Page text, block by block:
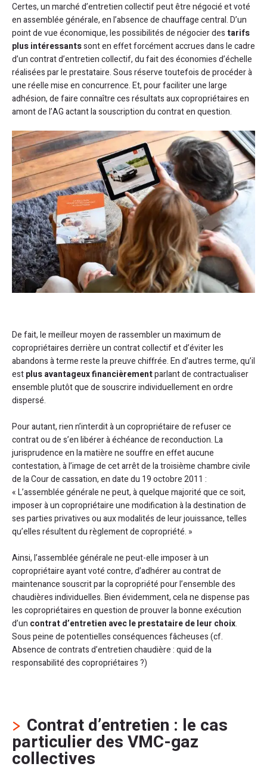
Certes, un marché d’entretien collectif peut être négocié et voté
en assemblée générale, en l’absence de chauffage central. D’un
point de vue économique, les possibilités de négocier des tarifs
plus intéressantssont en effet forcément accrues dans le cadre
d’un contrat d’entretien collectif, du fait des économies d’échelle
réalisées par le prestataire. Sous réserve toutefois de procéder à
une réelle mise en concurrence. Et, pour faciliter une large
adhésion, de faire connaître ces résultats aux copropriétaires en
amont de l’AG actant la souscription du contrat en question.
De fait, le meilleur moyen de rassembler un maximum de
copropriétaires derrière un contrat collectif et d’éviter les
abandons à terme reste la preuve chiffrée. En d’autres terme, qu’il
estplus avantageux financièrementparlant de contractualiser
ensemble plutôt que de souscrire individuellement en ordre
dispersé.
Pour autant, rien n’interdit à un copropriétaire de refuser ce
contrat ou de s’en libérer à échéance de reconduction. La
jurisprudence en la matière ne souffre en effet aucune
contestation, à l’image de cet arrêt de la troisième chambre civile
de la Cour de cassation, en date du 19 octobre 2011 :
« L’assemblée générale ne peut, à quelque majorité que ce soit,
imposer à un copropriétaire une modification à la destination de
ses parties privatives ou aux modalités de leur jouissance, telles
qu’elles résultent du règlement de copropriété. »
Ainsi, l’assemblée générale ne peut-elle imposer à un
copropriétaire ayant voté contre, d’adhérer au contrat de
maintenance souscrit par la copropriété pour l’ensemble des
chaudières individuelles. Bien évidemment, cela ne dispense pas
les copropriétaires en question de prouver la bonne exécution
d’un contrat d’entretien avec le prestataire de leur choix.
Sous peine de potentielles conséquences fâcheuses (cf.
Absence de contrats d’entretien chaudière : quid de la
responsabilité des copropriétaires ?)
Contrat d’entretien : le cas
particulier des VMC-gaz
collectives